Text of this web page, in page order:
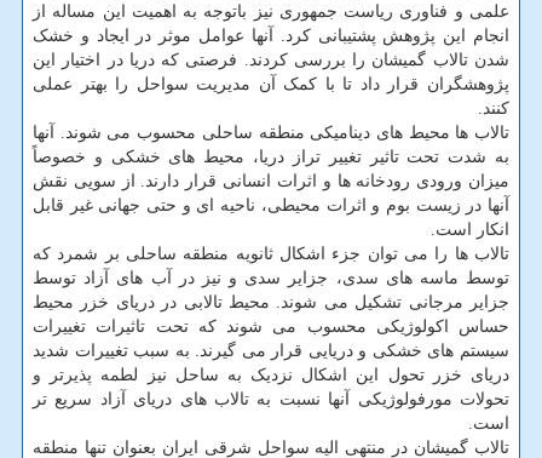
علمی و فناوری ریاست جمهوری نیز باتوجه به اهمیت این مساله از
انجام این پژوهش پشتیبانی کرد. آنها عوامل موثر در ایجاد و خشک
شدن تالاب گمیشان را بررسی کردند. فرصتی که دریا در اختیار این
پژوهشگران قرار داد تا با کمک آن مدیریت سواحل را بهتر عملی
کنند.
تالاب ها محیط های دینامیکی منطقه ساحلی محسوب می شوند. آنها
به شدت تحت تاثیر تغییر تراز دریا، محیط های خشکی و خصوصاً
میزان ورودی رودخانه ها و اثرات انسانی قرار دارند. از سویی نقش
آنها در زیست بوم و اثرات محیطی، ناحیه ای و حتی جهانی غیر قابل
انکار است.
تالاب ها را می توان جزء اشکال ثانویه منطقه ساحلی بر شمرد که
توسط ماسه های سدی، جزایر سدی و نیز در آب های آزاد توسط
جزایر مرجانی تشکیل می شوند. محیط تالابی در دریای خزر محیط
حساس اکولوژیکی محسوب می شوند که تحت تاثیرات تغییرات
سیستم های خشکی و دریایی قرار می گیرند. به سبب تغییرات شدید
دریای خزر تحول این اشکال نزدیک به ساحل نیز لطمه پذیرتر و
تحولات مورفولوژیکی آنها نسبت به تالاب های دریای آزاد سریع تر
است.
تالاب گمیشان در منتهی الیه سواحل شرقی ایران بعنوان تنها منطقه